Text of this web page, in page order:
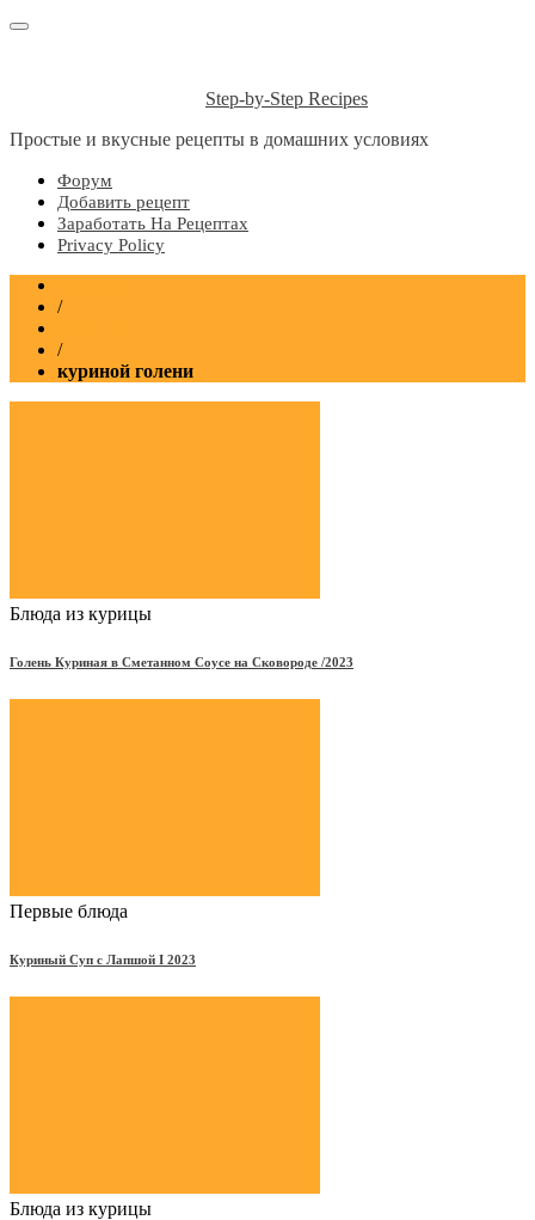
Step-by-Step Recipes
Простые и вкусные рецепты в домашних условиях
Форум
Добавить рецепт
Заработать На Рецептах
Privacy Policy
/
/
куриной голени
Блюда из курицы
Голень Куриная в Сметанном Соусе на Сковороде /2023
Первые блюда
Куриный Суп с Лапшой Ι 2023
Блюда из курицы